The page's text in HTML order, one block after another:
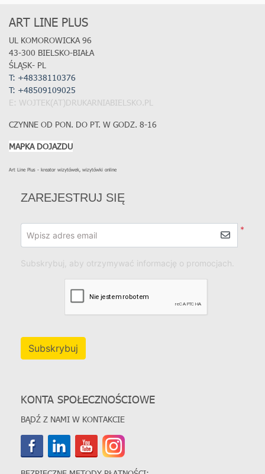
ART LINE PLUS
UL KOMOROWICKA 96
43-300 BIELSKO-BIAŁA
ŚLĄSK- PL
T: +48338110376
T: +48509109025
E: WOJTEK(AT)DRUKARNIABIELSKO.PL
CZYNNE OD PON. DO PT. W GODZ. 8-16
MAPKA DOJAZDU
Art Line Plus - kreator wizytówek, wizytówki online
ZAREJESTRUJ SIĘ
*
Wpisz adres email
Subskrybuj, aby otrzymywać informację o promocjach.
Subskrybuj
KONTA SPOŁECZNOŚCIOWE
BĄDŹ Z NAMI W KONTAKCIE